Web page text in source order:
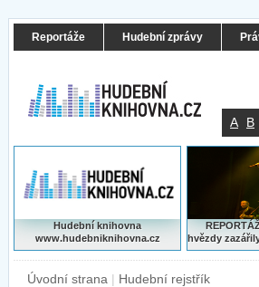
Reportáže Hudební zprávy
A B
Hudební knihovna
www.hudebniknihovna.cz
hvězdy
Úvodní strana | Hudební rejstřík